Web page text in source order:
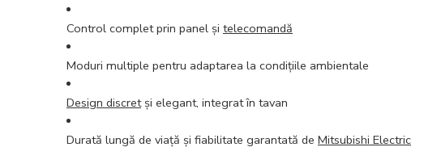
Control complet prin panel și telecomandă
Moduri multiple pentru adaptarea la condițiile ambientale
Design discretși elegant, integrat în tavan
Durată lungă de viață și fiabilitate garantată de Mitsubishi Electric